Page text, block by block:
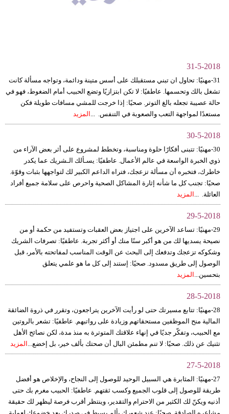
تعليم
وتكنولوجيا
بيئة
فيديو
31-5-2018
31-مهنيًا: تحاول ان تبني مستقبلك على أسس متينة ودائمة، وتواجه مسألة كانت
تشغل بالك وتحسمها. عاطفيًا: لا تكن ابتزازيًا وتضع الحبيب أمام الضغوط، فهو في
حالة عصيبة تجعله بالغ التوتر. صحيًا: إذا خرجت للمشي مسافات طويلة فكن
مستعدًا لمواجهة التعب والصعوبة في التنفس. ... المزيد
30-5-2018
30-مهنيًا: تتبنى أفكارًا حلوة ومناسبة، وتخطط لمشروع على أثر بعض الآراء من
ذوي الخبرة الواسعة في عالم الأعمال. عاطفيًا: يسـألك الـشريك عما يكدر
خاطرك، فتخبره أن مسألة تزعجك، فتراه الداعم الكبير لك لتواجهها بثبات وقوّة.
صحيًا: تجنب كل ما شأنه إثارة المشاكل الصحية واحرص على سلامة جميع أفراد
العائلة. ... المزيد
29-5-2018
29-مهنيًا: تساعد الآخرين على اجتياز بعض العقبات وتستفيد من حكمة أو من
نصيحة يسديها لك من هو أكبر سنًا منك أو أكثر تجربة. عاطفيًا: تصرفات الشريك
وشكوكه تزعجك وتدفعك إلى البحث عن الوقت المناسب لمفاتحته بالأمر، قبل
الوصول إلى طريق مسدود. صحيًا: إستند إلى كل ما هو علمي يتعلق
بتحسين... المزيد
28-5-2018
28-مهنيًا: تتابع مسيرتك حتى لو رأيت الآخرين يتراجعون، وتقرر في ذروة الضائقة
المالية منح الموظفين مستحقاتهم وزيادة على رواتبهم. عاطفيًا: تشعر بالروتين
مع الحبيب، وتفكّر جديًا في إنهاء علاقتك المتوترة به منذ مدة، لكن نصائح الأهل
تثنيك عن ذلك. صحيًا: لا تنم مطمئن البال أن صحتك بألف خير، بل إخضع... المزيد
27-5-2018
27-مهنيًا: المثابرة هي السبيل الوحيد للوصول إلى النجاح، والإخلاص هو أفضل
طريقة للوصول إلى قلوب الجميع وكسب ثقتهم. عاطفيًا: الحبيب مغرم بك حتى
أذنيه ويكنّ لك الكثير من الاحترام والتقدير، وينتظر أقرب فرصة ليظهر لك حقيقة